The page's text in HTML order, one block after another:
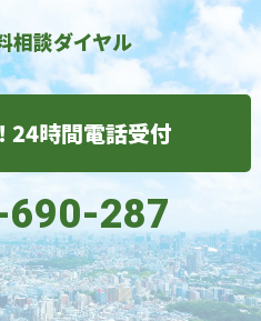
相談ダイヤル
24時間電話受付
287